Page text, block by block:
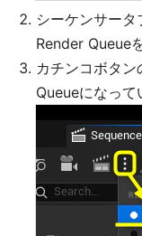
シーケンサー
Render Queue
カチンコボタン
Queueになっ